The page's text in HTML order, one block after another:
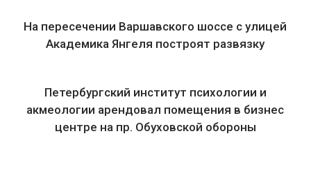
На пересечении Варшавского шоссе с улицей
Академика Янгеля построят развязку
Петербургский институт психологии и
акмеологии арендовал помещения в бизнес
центре на пр. Обуховской обороны